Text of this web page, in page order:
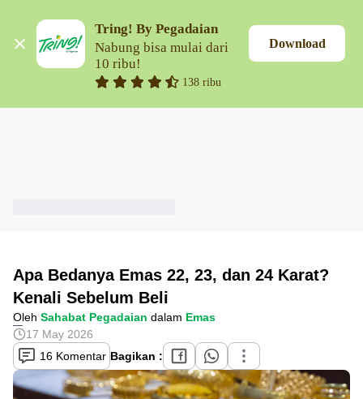
Tring! By Pegadaian
Nabung bisa mulai dari
10 ribu!
138 ribu
Download
Apa Bedanya Emas 22, 23, dan 24 Karat?
Kenali Sebelum Beli
Oleh Sahabat Pegadaian dalam Emas
17 May 2026
16 Komentar Bagikan :